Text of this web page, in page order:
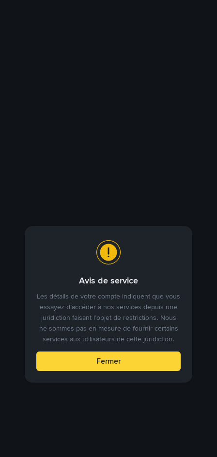
Avis de service
Les détails de votre compte indiquent que vous
essayez d’accéder à nos services depuis une
juridiction faisant l’objet de restrictions. Nous
ne sommes pas en mesure de fournir certains
services aux utilisateurs de cette juridiction.
Fermer